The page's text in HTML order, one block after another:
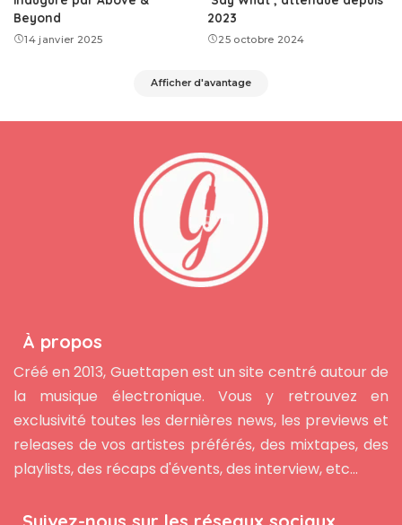
Beyond
14 janvier 2025
2023
25 octobre 2024
Afficher d'avantage
À propos
Créé en 2013, Guettapen est un site centré autour de
la musique électronique. Vous y retrouvez en
exclusivité toutes les dernières news, les previews et
releases de vos artistes préférés, des mixtapes, des
playlists, des récaps d'évents, des interview, etc...